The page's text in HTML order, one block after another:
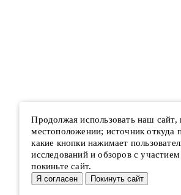
Продолжая использовать наш
местоположении; источник откуда
какие кнопки нажимает
исследований и обзоров с
покиньте сайт.
Я согласен Покинуть сайт